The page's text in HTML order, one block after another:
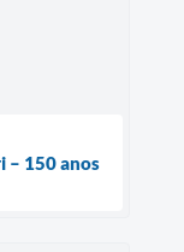
– 150 anos